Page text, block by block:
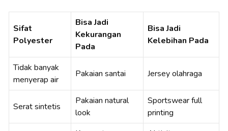
Sifat
Polyester
Bisa Jadi
Kekurangan
Pada
Bisa Jadi
Kelebihan Pada
Tidak banyak
menyerap air
Pakaian santai Jersey olahraga
Serat sintetis
Pakaian natural
look
Sportswear full
printing